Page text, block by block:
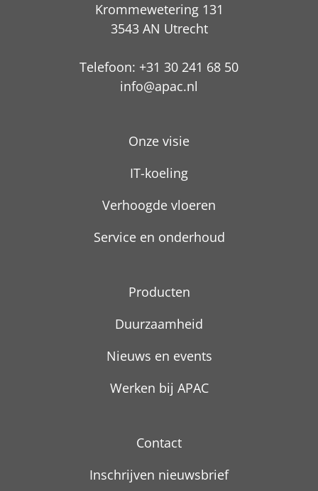
Krommewetering 131
3543 AN Utrecht
Telefoon: +31 30 241 68 50
info@apac.nl
Onze visie
IT-koeling
Verhoogde vloeren
Service en onderhoud
Producten
Duurzaamheid
Nieuws en events
Werken bij APAC
Contact
Inschrijven nieuwsbrief